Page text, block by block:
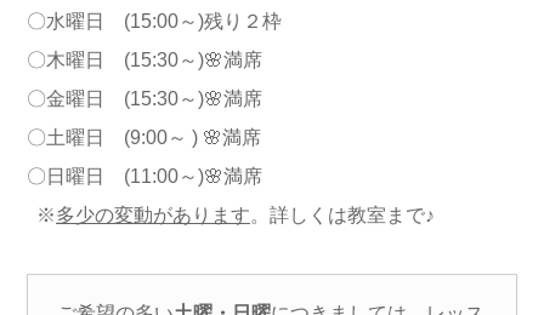
〇水曜日 (15:00～)残り２枠
〇木曜日 (15:30～)🌸満席
〇金曜日 (15:30～)🌸満席
〇土曜日 (9:00～ ) 🌸満席
〇日曜日 (11:00～)🌸満席
※多少の変動があります。詳しくは教室まで♪